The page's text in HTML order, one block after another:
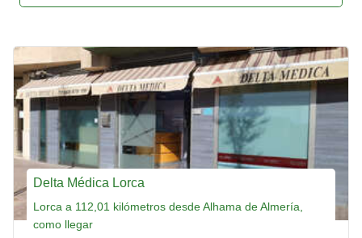
Delta Médica Lorca
Lorca a 112,01 kilómetros desde Alhama de Almería,
como llegar